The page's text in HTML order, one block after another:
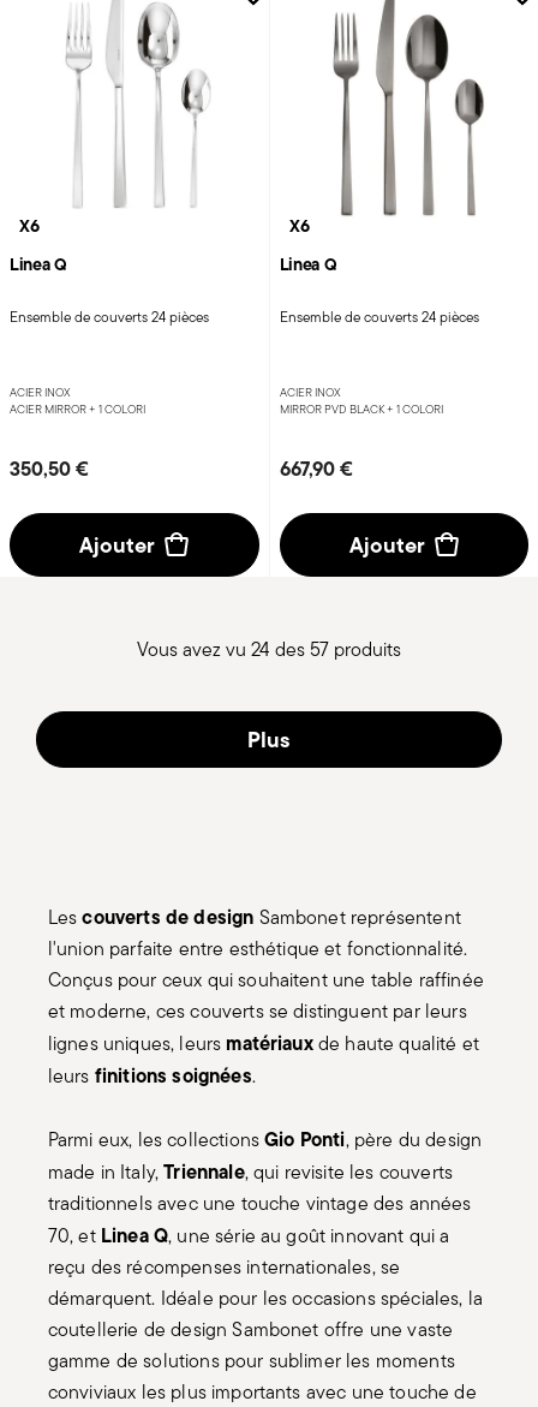
X6
Linea Q
Ensemble de couverts 24 pièces
ACIER INOX
ACIER MIRROR + 1 COLORI
350,50 €
Ajouter
X6
Linea Q
Ensemble de couverts 24 pièces
ACIER INOX
MIRROR PVD BLACK + 1 COLORI
667,90 €
Ajouter
Vous avez vu 24 des 57 produits
Plus
Lescouverts de design Sambonet représentent
l'union parfaite entre esthétique et fonctionnalité.
Conçus pour ceux qui souhaitent une table raffinée
et moderne, ces couverts se distinguent par leurs
lignes uniques, leurs matériauxde haute qualité et
leurs finitions soignées.
Parmi eux, les collectionsGio Ponti, père du design
made in Italy,Triennale, qui revisite les couverts
traditionnels avec une touche vintage des années
70, et Linea Q, une série au goût innovant qui a
reçu des récompenses internationales, se
démarquent. Idéale pour les occasions spéciales, la
coutellerie de design Sambonet offre une vaste
gamme de solutions pour sublimer les moments
conviviaux les plus importants avec une touche de